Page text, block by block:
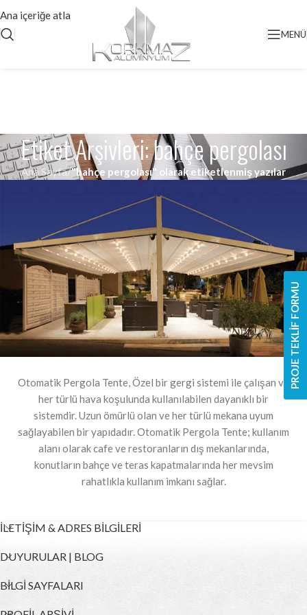
Ana içeriğe atla
MENÜ
Etiket Arşivleri: bahçe pergolası
Ana Sayfa/"bahçe pergolası" olarak etiketlenmiş yazılar
Otomatik Pergola Tente, Özel bir gergi sistemi ile çalışan ve
her türlü hava koşulunda kullanılabilen dayanıklı bir
sistemdir. Uzun ömürlü olan ve her türlü mekana uyum
sağlayabilen bir yapıdadır. Otomatik Pergola Tente; kullanım
alanı olarak cafe ve restoranların dış mekanlarında,
konutların bahçe ve teras kapatmalarında her mevsim
rahatlıkla kullanım imkanı sağlar.
İLETİŞİM & ADRES BİLGİLERİ
DUYURULAR | BLOG
BİLGİ SAYFALARI
PROJE TEKLİF FORMU